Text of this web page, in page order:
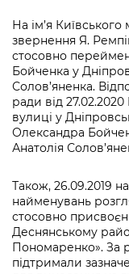
На ім’я
звернення Я.
стосовно
Бойченка у
Солов’яненка.
ради від
вулиці у
Олександра
Анатолія
Також, 26.09.2019 на
найменувань
стосовно
Деснянському
Пономаренко». За
підтримали